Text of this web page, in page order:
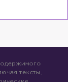
тексты,